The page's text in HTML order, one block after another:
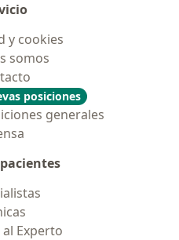
y cookies
somos
posiciones
generales
Experto